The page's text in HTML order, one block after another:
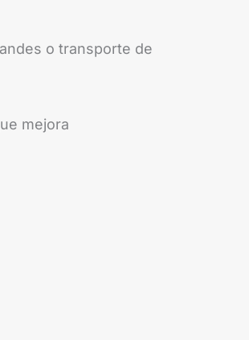
o transporte de
mejora